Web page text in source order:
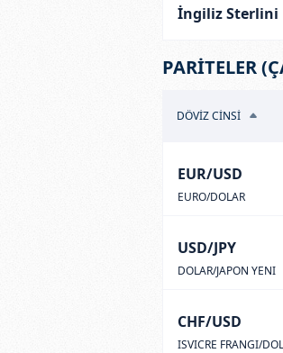
İngiliz Sterlini
PARİTELER
DÖVİZ CİNSİ
EUR/USD
EURO/DOLAR
USD/JPY
DOLAR/JAPON YENI
CHF/USD
ISVICRE FRANGI/